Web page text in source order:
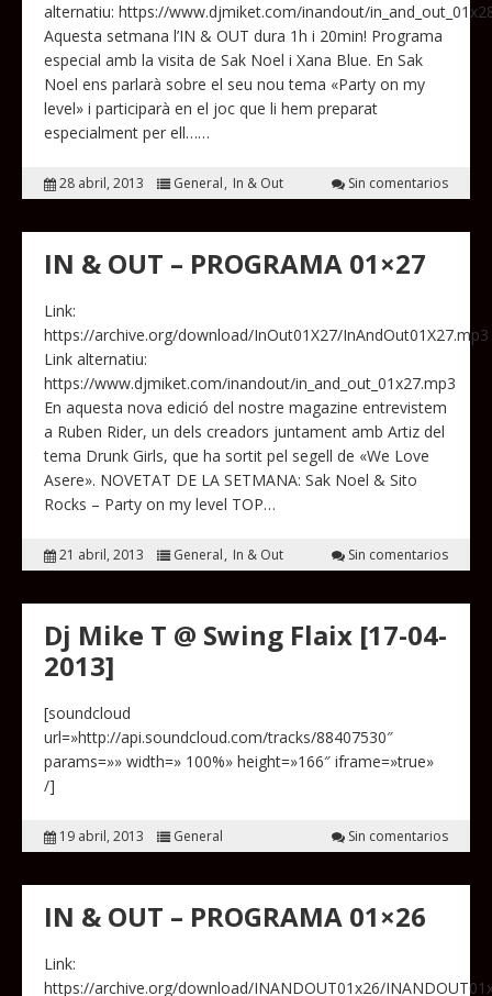
alternatiu: https://www.djmiket.com/inandout/
Aquesta setmana l’IN & OUT dura 1h i 20min! Programa
especial amb la visita de Sak Noel i Xana Blue. En Sak
Noel ens parlarà sobre el seu nou tema «Party on my
level» i participarà en el joc que li hem preparat
especialment per ell……
28 abril, 2013 General In & Out Sin comentarios
IN & OUT – PROGRAMA 01×27
Link:
https://archive.org/download/InOut01X27/InAndOut01X27.mp3
Link alternatiu:
https://www.djmiket.com/inandout/in_and_out_01x27.mp3
En aquesta nova edició del nostre magazine entrevistem
a Ruben Rider, un dels creadors juntament amb Artiz del
tema Drunk Girls, que ha sortit pel segell de «We Love
Asere». NOVETAT DE LA SETMANA: Sak Noel & Sito
Rocks – Party on my level TOP…
21 abril, 2013 General In & Out Sin comentarios
Dj Mike T @ Swing Flaix [17-04-
2013]
[soundcloud
url=»http://api.soundcloud.com/tracks/88407530″
params=»» width=» 100%» height=»166″ iframe=»true»
/]
19 abril, 2013 General Sin comentarios
IN & OUT – PROGRAMA 01×26
Link:
https://archive.org/download/INANDOUT01x26/